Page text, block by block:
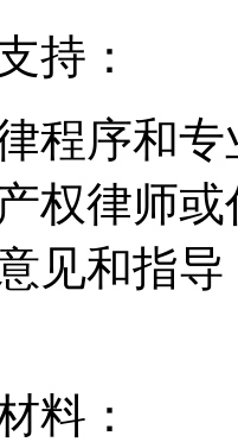
持‌：
程序和
权律师
见和指
料‌：